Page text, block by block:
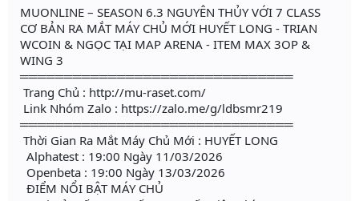
MUONLINE – SEASON 6.3 NGUYÊN THỦY VỚI 7 CLASS
CƠ BẢN RA MẮT MÁY CHỦ MỚI HUYẾT LONG - TRIAN
WCOIN & NGỌC TẠI MAP ARENA - ITEM MAX 3OP &
WING 3
═══════════════════════════════
Trang Chủ : http://mu-raset.com/
Link Nhóm Zalo : https://zalo.me/g/ldbsmr219
═══════════════════════════════
Thời Gian Ra Mắt Máy Chủ Mới : HUYẾT LONG
Alphatest : 19:00 Ngày 11/03/2026
Openbeta : 19:00 Ngày 13/03/2026
ĐIỂM NỔI BẬT MÁY CHỦ